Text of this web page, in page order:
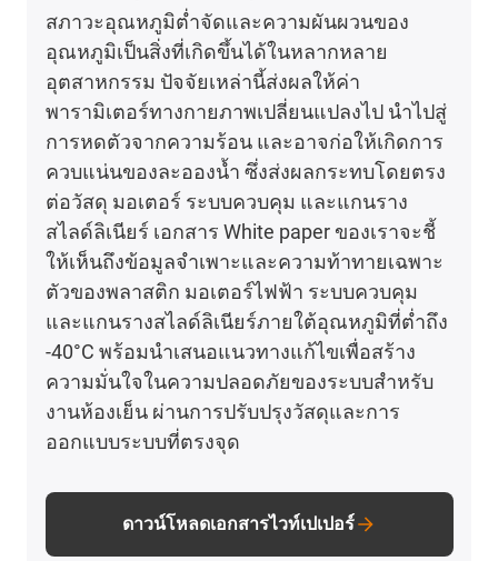
สภาวะอุณหภูมิต่ำจัดและความผันผวนของ
อุณหภูมิเป็นสิ่งที่เกิดขึ้นได้ในหลากหลาย
อุตสาหกรรม ปัจจัยเหล่านี้ส่งผลให้ค่า
พารามิเตอร์ทางกายภาพเปลี่ยนแปลงไป นำไปสู่
การหดตัวจากความร้อน และอาจก่อให้เกิดการ
ควบแน่นของละอองน้ำ ซึ่งส่งผลกระทบโดยตรง
ต่อวัสดุ มอเตอร์ ระบบควบคุม และแกนราง
สไลด์ลิเนียร์ เอกสาร White paper ของเราจะชี้
ให้เห็นถึงข้อมูลจำเพาะและความท้าทายเฉพาะ
ตัวของพลาสติก มอเตอร์ไฟฟ้า ระบบควบคุม
และแกนรางสไลด์ลิเนียร์ภายใต้อุณหภูมิที่ต่ำถึง
-40°C พร้อมนำเสนอแนวทางแก้ไขเพื่อสร้าง
ความมั่นใจในความปลอดภัยของระบบสำหรับ
งานห้องเย็น ผ่านการปรับปรุงวัสดุและการ
ออกแบบระบบที่ตรงจุด
ดาวน์โหลดเอกสารไวท์เปเปอร์